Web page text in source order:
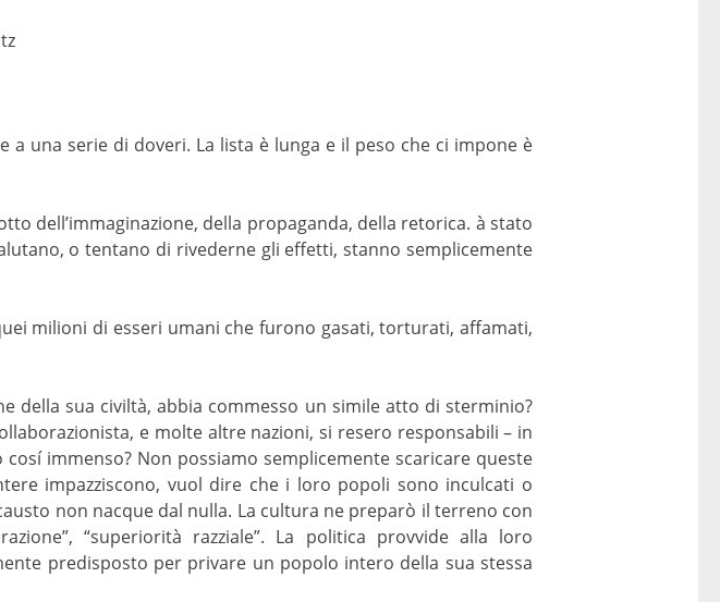
a una serie di doveri. La lista è lunga e il peso che ci impone è
dell’immaginazione, della propaganda, della retorica. à stato
o tentano di rivederne gli effetti, stanno semplicemente
milioni di esseri umani che furono gasati, torturati, affamati,
della sua civiltà, abbia commesso un simile atto di sterminio?
e molte altre nazioni, si resero responsabili – in
immenso? Non possiamo semplicemente scaricare queste
impazziscono, vuol dire che i loro popoli sono inculcati o
non nacque dal nulla. La cultura ne preparò il terreno con
“superiorità razziale”. La politica provvide alla loro
predisposto per privare un popolo intero della sua stessa